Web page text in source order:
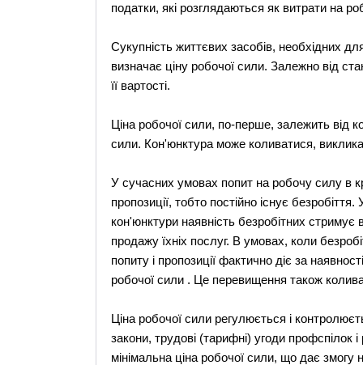
податки, які розглядаються як витрати на
Сукупність життєвих засобів, необхідних
визначає ціну робочої сили. Залежно від
її вартості.
Ціна робочої сили, по-перше, залежить від
сили. Кон'юнктура може коливатися,
У сучасних умовах попит на робочу силу в
пропозиції, тобто постійно існує
кон'юнктури наявність безробітних
продажу їхніх послуг. В умовах, коли
попиту і пропозиції фактично діє за
робочої сили . Це перевищення також
Ціна робочої сили регулюється і
закони, трудові (тарифні) угоди профспілок
мінімальна ціна робочої сили, що дає змогу